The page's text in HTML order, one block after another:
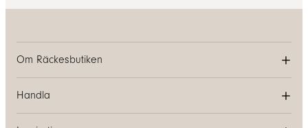
Om Räckesbutiken
Handla